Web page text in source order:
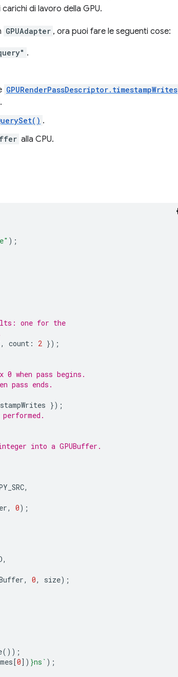
di lavoro della GPU.
GPUAdapter , ora puoi fare le seguenti cose:
.
GPURenderPassDescriptor.timestampWrites
.
.
alla CPU.
);
one for the
, count : 2 });
when pass begins.
pass ends.
});
into a GPUBuffer.
,
, 0);
,
, 0, size);
());
[0]) }ns` );